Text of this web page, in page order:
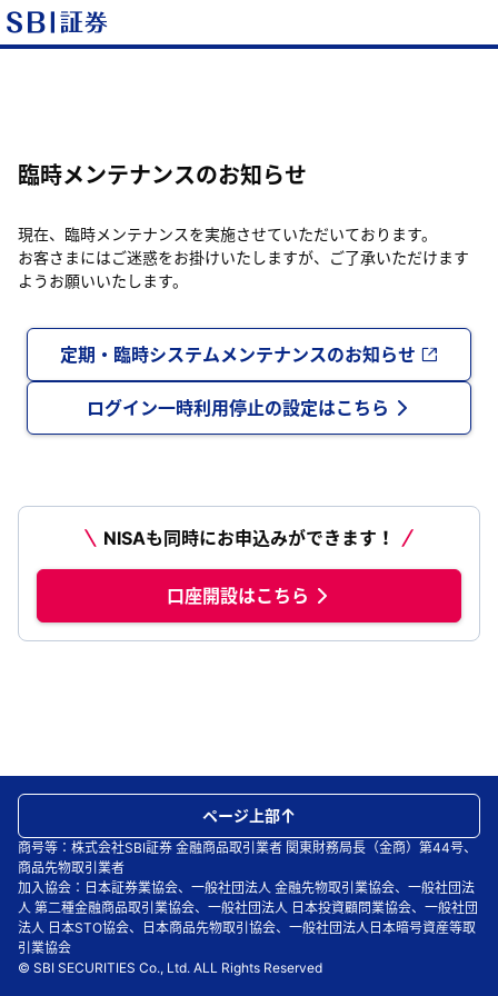
臨時メンテナンスのお知らせ
現在、臨時メンテナンスを実施させていただいております。
お客さまにはご迷惑をお掛けいたしますが、ご了承いただけます
ようお願いいたします。
定期・臨時システムメンテナンスのお知らせ
ログイン一時利用停止の設定はこちら
NISAも同時にお申込みができます！
口座開設はこちら
商号等：株式会社SBI証券 金融商品取引業者 関東財務局長（金商）第44号、
商品先物取引業者
加入協会：日本証券業協会、一般社団法人 金融先物取引業協会、一般社団法
人 第二種金融商品取引業協会、一般社団法人 日本投資顧問業協会、一般社団
法人 日本STO協会、日本商品先物取引協会、一般社団法人日本暗号資産等取
引業協会
© SBI SECURITIES Co., Ltd. ALL Rights Reserved
ページ上部